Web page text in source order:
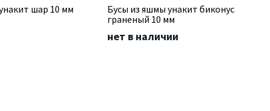
шар 10 мм
Бусы из яшмы унакит биконус
граненый 10 мм
нет в наличии